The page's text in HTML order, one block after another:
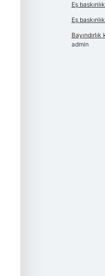
Eş
Eş
admin